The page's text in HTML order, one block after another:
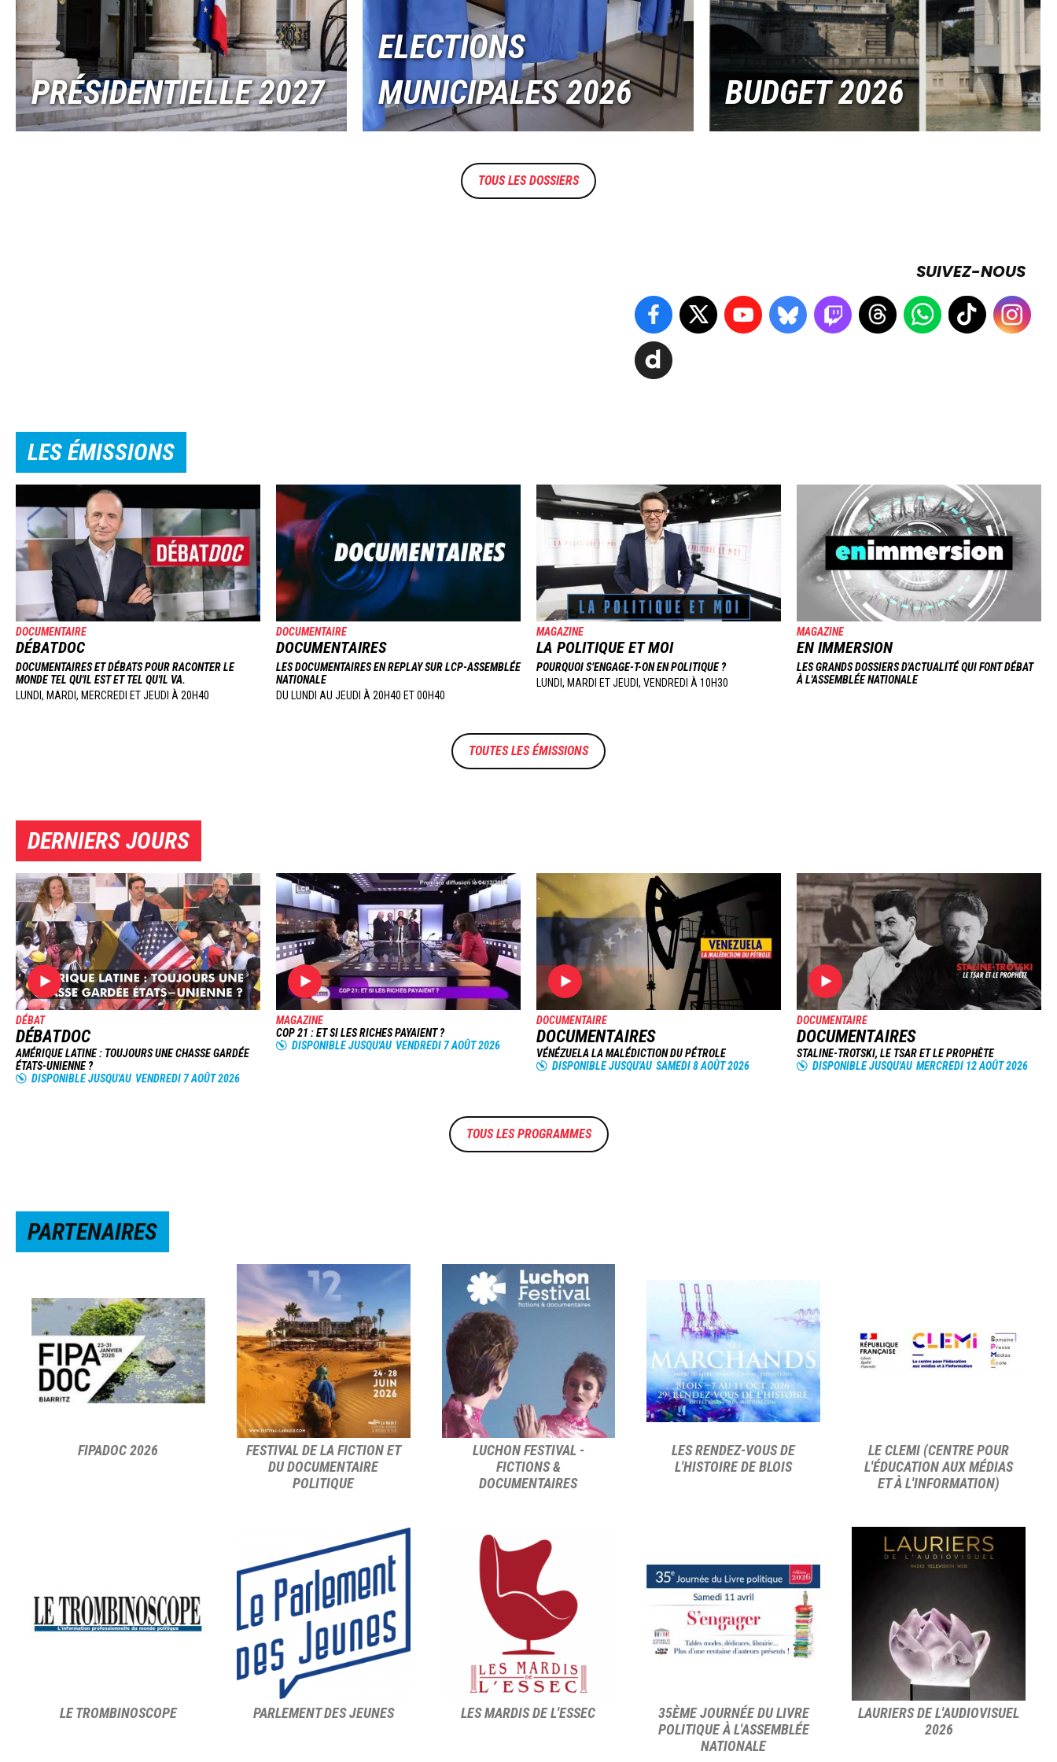
PRÉSIDENTIELLE 2027
ELECTIONS
MUNICIPALES 2026
BUDGET 2026
TOUS LES DOSSIERS
SUIVEZ-NOUS
LES ÉMISSIONS
DOCUMENTAIRE
DÉBATDOC
DOCUMENTAIRES ET DÉBATS POUR RACONTER LE
MONDE TEL QU'IL EST ET TEL QU'IL VA.
LUNDI, MARDI, MERCREDI ET JEUDI À 20H40
Image
DOCUMENTAIRE
DOCUMENTAIRES
LES DOCUMENTAIRES EN REPLAY SUR LCP-ASSEMBLÉE
NATIONALE
DU LUNDI AU JEUDI À 20H40 ET 00H40
Image
MAGAZINE
LA POLITIQUE ET MOI
POURQUOI S’ENGAGE-T-ON EN POLITIQUE ?
LUNDI, MARDI ET JEUDI, VENDREDI À 10H30
MAGAZINE
EN IMMERSION
LES GRANDS DOSSIERS D'ACTUALITÉ QUI FONT DÉBAT
À L'ASSEMBLÉE NATIONALE
TOUTES LES ÉMISSIONS
DERNIERS JOURS
Image
DÉBAT
DÉBATDOC
AMÉRIQUE LATINE : TOUJOURS UNE CHASSE GARDÉE
ÉTATS-UNIENNE ?
DISPONIBLE JUSQU'AU VENDREDI 7 AOÛT 2026
MAGAZINE
COP 21 : ET SI LES RICHES PAYAIENT ?
DISPONIBLE JUSQU'AU VENDREDI 7 AOÛT 2026
Image
DOCUMENTAIRE
DOCUMENTAIRES
VÉNÉZUELA LA MALÉDICTION DU PÉTROLE
DISPONIBLE JUSQU'AU SAMEDI 8 AOÛT 2026
Image
DOCUMENTAIRE
DOCUMENTAIRES
STALINE-TROTSKI, LE TSAR ET LE PROPHÈTE
DISPONIBLE JUSQU'AU MERCREDI 12 AOÛT 2026
TOUS LES PROGRAMMES
PARTENAIRES
FIPADOC 2026
FESTIVAL DE LA FICTION ET
DU DOCUMENTAIRE
POLITIQUE
LUCHON FESTIVAL -
FICTIONS &
DOCUMENTAIRES
LES RENDEZ-VOUS DE
L'HISTOIRE DE BLOIS
LE CLEMI (CENTRE POUR
L'ÉDUCATION AUX MÉDIAS
ET À L'INFORMATION)
LE TROMBINOSCOPE PARLEMENT DES JEUNES LES MARDIS DE L'ESSEC
35ÈME JOURNÉE DU LIVRE
POLITIQUE À L'ASSEMBLÉE
NATIONALE
LAURIERS DE L'AUDIOVISUEL
2026